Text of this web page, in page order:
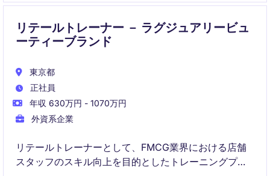
リテールトレーナー － ラグジュアリービュ
ーティーブランド
東京都
正社員
年収 630万円 - 1070万円
外資系企業
リテールトレーナーとして、FMCG業界における店舗
スタッフのスキル向上を目的としたトレーニングプロ